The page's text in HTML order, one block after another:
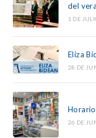
del
1 DE
Eliza
28 DE
26 DE